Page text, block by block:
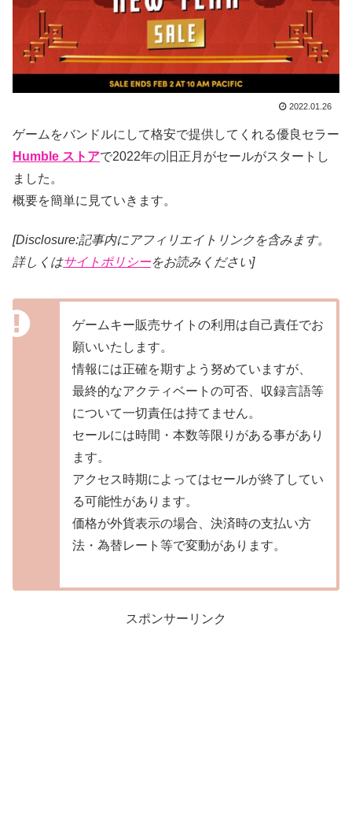
2022.01.26
ゲームをバンドルにして格安で提供してくれる優良セラー
Humble ストアで2022年の旧正月がセールがスタートし
ました。
概要を簡単に見ていきます。
[Disclosure:記事内にアフィリエイトリンクを含みます。
詳しくはサイトポリシーをお読みください]
ゲームキー販売サイトの利用は自己責任でお
願いいたします。
情報には正確を期すよう努めていますが、
最終的なアクティベートの可否、収録言語等
について一切責任は持てません。
セールには時間・本数等限りがある事があり
ます。
アクセス時期によってはセールが終了してい
る可能性があります。
価格が外貨表示の場合、決済時の支払い方
法・為替レート等で変動があります。
スポンサーリンク